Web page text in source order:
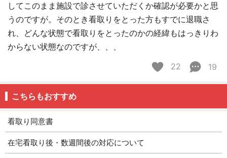
してこのまま施設で診させていただくか確認が必要かと思
うのですが。そのとき看取りをとった方もすでに退職さ
れ、どんな状態で看取りをとったのかの経緯もはっきりわ
からない状態なのですが、、、
22
19
こちらもおすすめ
看取り同意書
在宅看取り後・数週間後の対応について